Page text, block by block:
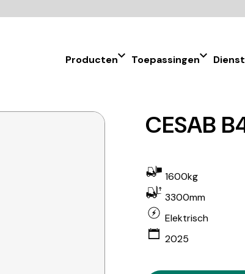
Producten Toepassingen
CESAB
1600kg
3300mm
Elektrisch
2025